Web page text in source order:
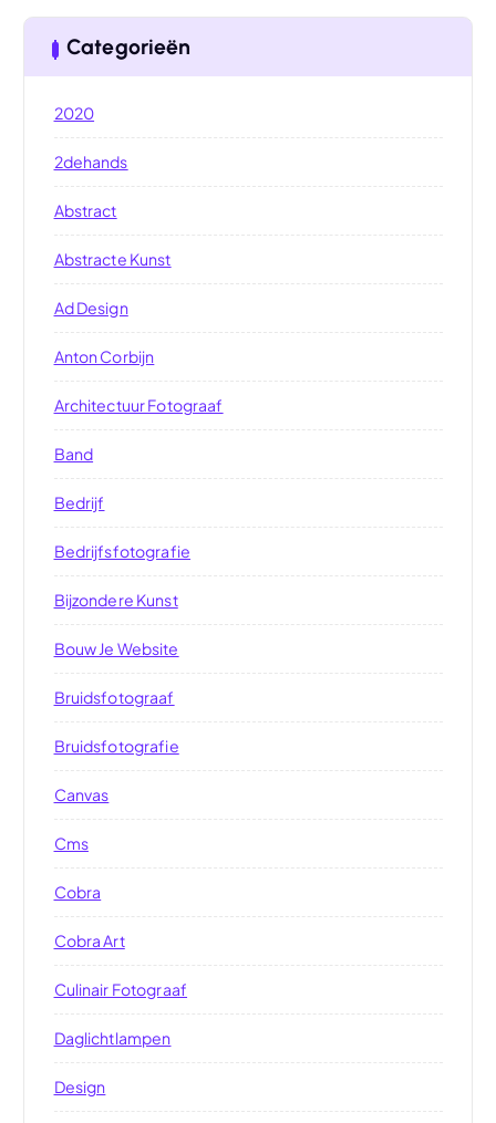
Categorieën
2020
2dehands
Abstract
Abstracte Kunst
Ad Design
Anton Corbijn
Architectuur Fotograaf
Band
Bedrijf
Bedrijfsfotografie
Bijzondere Kunst
Bouw Je Website
Bruidsfotograaf
Bruidsfotografie
Canvas
Cms
Cobra
Cobra Art
Culinair Fotograaf
Daglichtlampen
Design